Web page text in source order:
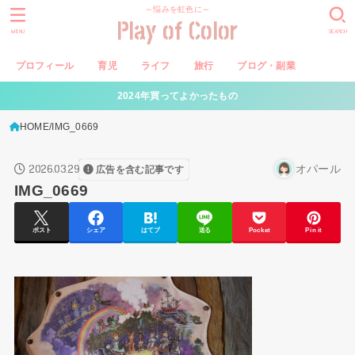
～悩みを虹色に～
Play of Color
プロフィール 育児 ライフ 旅行 ブログ・副業
SEARCH
MENU
2024年買ってよかったもの
HOME IMG_0669
2026.03.29 広告を含む記事です オパール
IMG_0669
ポスト シェア はてブ 送る Pocket Pin it